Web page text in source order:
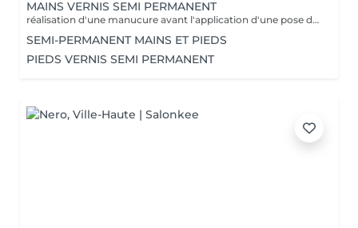
MAINS VERNIS SEMI PERMANENT
réalisation d'une manucure avant l'application d'une pose de vernis semi permanent tenue entre 2-3 semaines un supplément sera calculé pour la réalisation d'une french ou décor
SEMI-PERMANENT MAINS ET PIEDS
PIEDS VERNIS SEMI PERMANENT